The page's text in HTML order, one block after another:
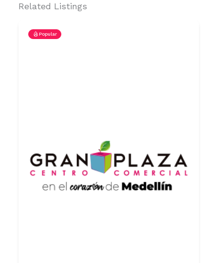
Related Listings
Popular